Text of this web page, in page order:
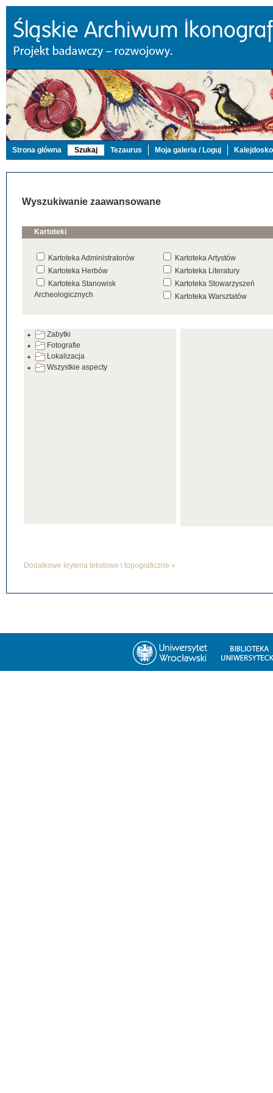
Strona główna Szukaj Tezaurus Moja galeria / Loguj
Wyszukiwanie zaawansowane
Kartoteki
Kartoteka Administratorów
Kartoteka Artystów
Kartoteka Herbów
Kartoteka Literatury
Kartoteka Stanowisk
Archeologicznych
Kartoteka Stowarzyszeń
Kartoteka Warsztatów
Zabytki
Fotografie
Lokalizacja
Wszystkie aspecty
Dodatkowe kryteria tekstowe i topograficzne »